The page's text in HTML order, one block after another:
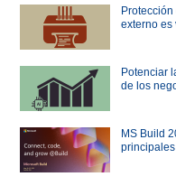
externo es
Potenciar
de los
MS Build